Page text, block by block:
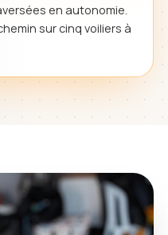
en autonomie.
sur cinq voiliers à